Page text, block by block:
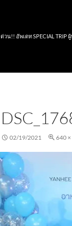
ด่วน!! อัพเดท SPECIAL TRIP
02/19/2021 640 ×